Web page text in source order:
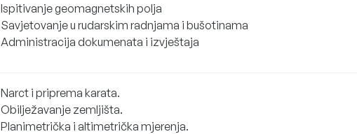
Ispitivanje geomagnetskih polja
Savjetovanje u rudarskim radnjama i bušotinama
Administracija dokumenata i izvještaja
Narct i priprema karata.
Obilježavanje zemljišta.
Planimetrička i altimetrička mjerenja.